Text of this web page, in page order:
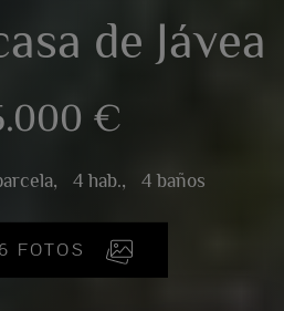
de Jávea
€
4 hab., 4 baños
FOTOS